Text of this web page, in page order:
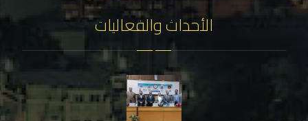
الأحداث والفعاليات